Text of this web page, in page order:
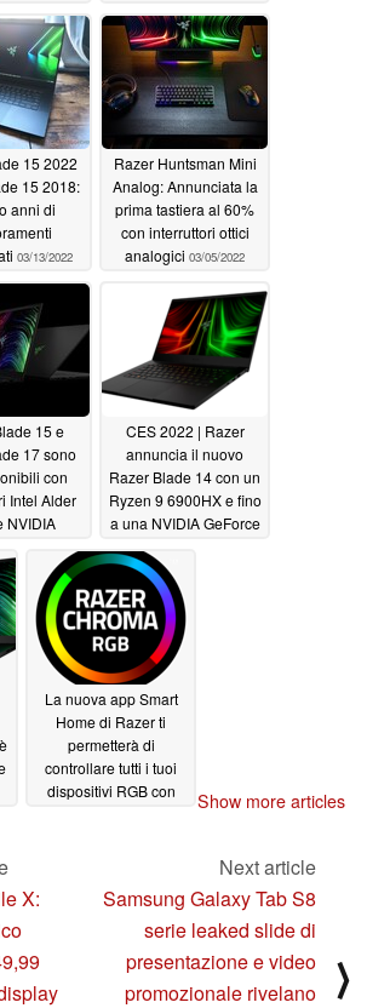
15 2022
15 2018:
anni di
03/13/2022
Razer Huntsman Mini
Analog: Annunciata la
prima tastiera al 60%
con interruttori ottici
analogici 03/05/2022
15 e
17 sono
con
Intel Alder
NVIDIA
2022
CES 2022 | Razer
annuncia il nuovo
Razer Blade 14 con un
Ryzen 9 6900HX e fino
a una NVIDIA GeForce
La nuova app Smart
Home di Razer ti
permetterà di
controllare tutti i tuoi
dispositivi RGB con
Show more articles
X:
Next article
Samsung Galaxy Tab S8
serie leaked slide di
presentazione e video
promozionale rivelano
⟩